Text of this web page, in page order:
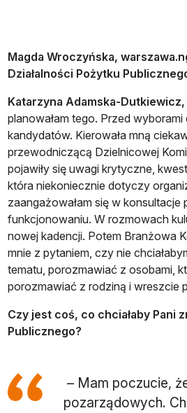
Magda Wroczyńska,
Działalności Pożytku
Katarzyna Adamska-Dutkiewicz,
planowałam tego. Przed
kandydatów. Kierowała mną
przewodniczącą Dzielnicowej
pojawiły się uwagi krytyczne,
która niekoniecznie dotyczy
zaangażowałam się w
funkcjonowaniu. W rozmowach
nowej kadencji. Potem Branżowa
mnie z pytaniem, czy nie
tematu, porozmawiać z osobami,
porozmawiać z rodziną i wreszcie
Czy jest coś, co chciałaby Pani
Publicznego?
– Mam poczucie,
pozarządowych.